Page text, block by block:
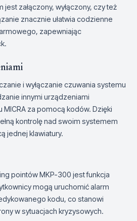
jest załączony, wyłączony, czy też
znacznie ułatwia codzienne
zapewniając
i wyłączanie czuwania systemu
innymi urządzeniami
MICRA za pomocą kodów. Dzięki
kontrolę nad swoim systemem
jednej klawiatury.
pointów MKP-300 jest funkcja
mogą uruchomić alarm
kodu, co stanowi
w sytuacjach kryzysowych.